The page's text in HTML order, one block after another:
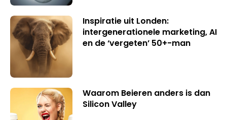
Inspiratie uit Londen:
intergenerationele marketing, AI
en de ‘vergeten’ 50+-man
Waarom Beieren anders is dan
Silicon Valley